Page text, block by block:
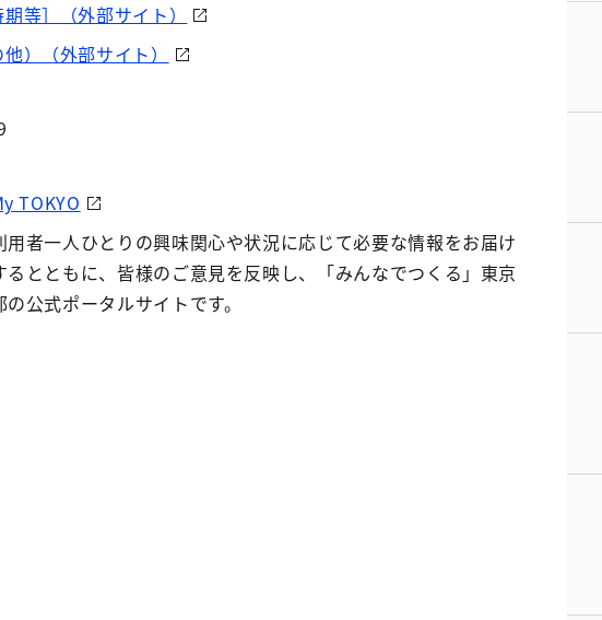
等］（外部サイト）
）（外部サイト）
TOKYO
用者一人ひとりの興味関心や状況に応じて必要な情報をお届け
るとともに、皆様のご意見を反映し、「みんなでつくる」東京
の公式ポータルサイトです。